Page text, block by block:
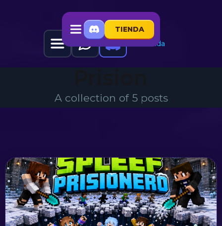
TIENDA
Tienda
A collection of 5 posts